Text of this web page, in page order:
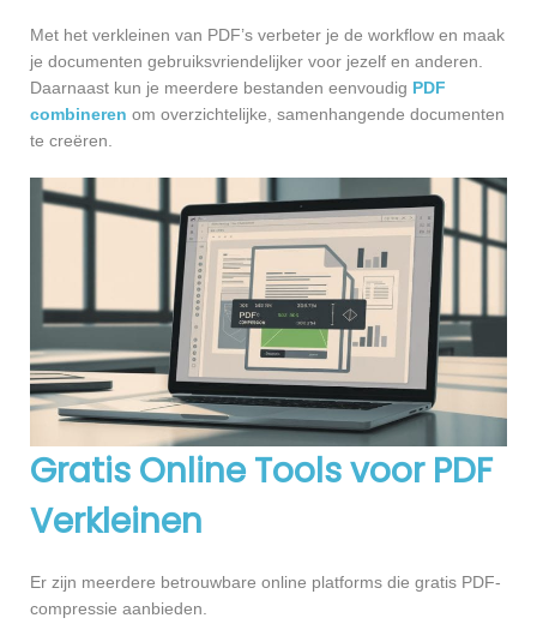
Met het verkleinen van PDF’s verbeter je de workflow en maak
je documenten gebruiksvriendelijker voor jezelf en anderen.
Daarnaast kun je meerdere bestanden eenvoudig PDF
combineren om overzichtelijke, samenhangende documenten
te creëren.
Gratis Online Tools voor PDF
Verkleinen
Er zijn meerdere betrouwbare online platforms die gratis PDF-
compressie aanbieden.